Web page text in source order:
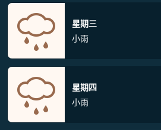
星期三
小雨
星期四
小雨